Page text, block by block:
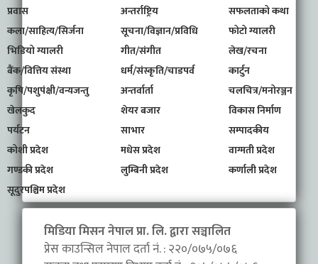
प्रवास
अन्तर्राष्ट्रिय
सफलताको कथा
कला/साहित्य/सिर्जना
सूचना/विज्ञान/प्रविधि
फोटो ग्यालरी
भिडियो ग्यालरी
गीत/संगीत
लेख/रचना
बैंक/वित्तिय संस्था
धर्म/संस्कृति/चाडपर्व
कार्टुन
कृषि/पशुपंक्षी/वन्यजन्तु
अन्तर्वार्ता
चलचित्र/मनोरञ्जन
खेलकुद
शेयर बजार
विकास निर्माण
पर्यटन
साभार
सम्पादकीय
कोशी प्रदेश
मधेस प्रदेश
वाग्मती प्रदेश
गण्डकी प्रदेश
लुम्बिनी प्रदेश
कर्णाली प्रदेश
सूदुरपश्चिम प्रदेश
मिडिया मिसन नेपाल प्रा. लि. द्वारा सञ्चालित
प्रेस काउन्सिल नेपाल दर्ता नं. : २२०/०७५/०७६